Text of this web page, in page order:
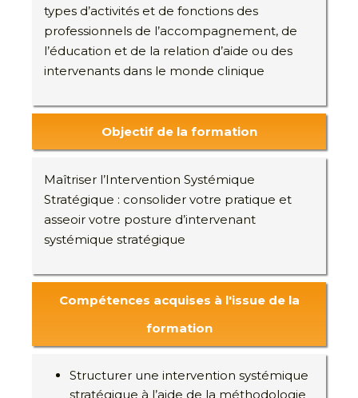
types d’activités et de fonctions des
professionnels de l’accompagnement, de
l’éducation et de la relation d’aide ou des
intervenants dans le monde clinique
Objectif de la formation
Maîtriser l’Intervention Systémique
Stratégique : consolider votre pratique et
asseoir votre posture d’intervenant
systémique stratégique
Compétences acquises à l'issue de la
formation
Structurer une intervention systémique
stratégique à l’aide de la méthodologie